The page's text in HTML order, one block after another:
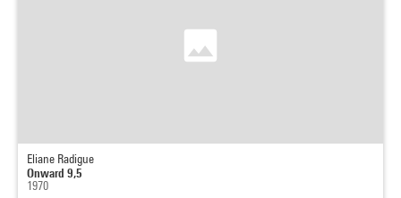
Eliane Radigue
Onward 9,5
1970